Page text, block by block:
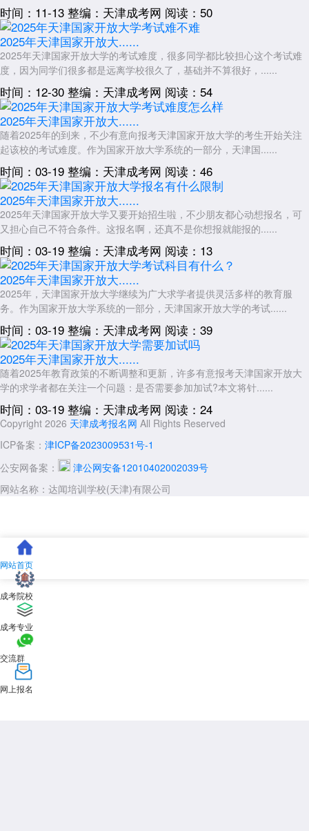
天津地区2026年国家开放大学新生只要抓住“平台操作、作业截止、
考试安排、论文流程”四大关键节点，即可从容完成学业。建议每位新生
收藏天津开放大学官方微信公众号及学习中心教务办公室联系电话，遇到
任何系统故障或规则疑问时，第一时间向班主任或教务老师求助，而非依
赖网络搜索非官方解释。学习指南的核心要义在于“按规行事、节点前
移、主动沟通”，希望天津新生们在2026年开启一段有序、充实的学历提
升旅程。祝您学有所获，按期毕业。
展开全文
时间：11-13 整编：天津成考网 阅读：50
2025年天津国家开放大......
2025年天津国家开放大学的考试难度，很多同学都比较担心这个考试难
度，因为同学们很多都是远离学校很久了，基础并不算很好，......
时间：12-30 整编：天津成考网 阅读：54
2025年天津国家开放大......
随着2025年的到来，不少有意向报考天津国家开放大学的考生开始关注
起该校的考试难度。作为国家开放大学系统的一部分，天津国......
时间：03-19 整编：天津成考网 阅读：46
2025年天津国家开放大......
2025年天津国家开放大学又要开始招生啦，不少朋友都心动想报名，可
又担心自己不符合条件。这报名啊，还真不是你想报就能报的......
时间：03-19 整编：天津成考网 阅读：13
2025年天津国家开放大......
2025年，天津国家开放大学继续为广大求学者提供灵活多样的教育服
务。作为国家开放大学系统的一部分，天津国家开放大学的考试......
时间：03-19 整编：天津成考网 阅读：39
2025年天津国家开放大......
随着2025年教育政策的不断调整和更新，许多有意报考天津国家开放大
学的求学者都在关注一个问题：是否需要参加加试?本文将针......
时间：03-19 整编：天津成考网 阅读：24
Copyright 2026 天津成考报名网 All Rights Reserved
ICP备案： 津ICP备2023009531号-1
公安网备案：
津公网安备12010402002039号
网站名称：达闻培训学校(天津)有限公司
网站首页
成考院校
成考专业
交流群
网上报名